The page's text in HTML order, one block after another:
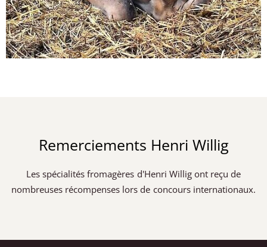
Remerciements Henri Willig
Les spécialités fromagères d'Henri Willig ont reçu de
nombreuses récompenses lors de concours internationaux.